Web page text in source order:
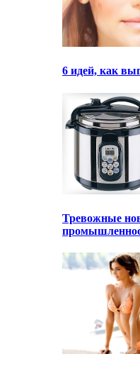
6 идей, как
Тревожные